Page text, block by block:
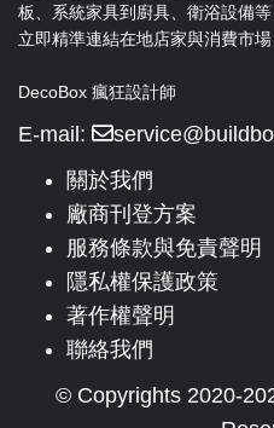
板、系統家具到廚具、衛浴設備
立即精準連結在地店家與消費市場
DecoBox 瘋狂設計師
E-mail:
關於我們
廠商刊登方案
服務條款與免責聲明
隱私權保護政策
著作權聲明
聯絡我們
© Copyrights 2020-